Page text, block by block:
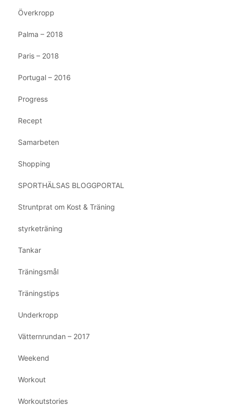
Överkropp
Palma – 2018
Paris – 2018
Portugal – 2016
Progress
Recept
Samarbeten
Shopping
SPORTHÄLSAS BLOGGPORTAL
Struntprat om Kost & Träning
styrketräning
Tankar
Träningsmål
Träningstips
Underkropp
Vätternrundan – 2017
Weekend
Workout
Workoutstories